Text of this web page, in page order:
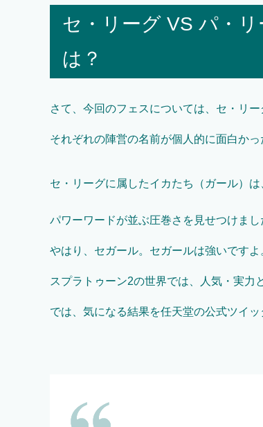
セ・リーグ VS パ・
は？
さて、今回のフェスについては、セ・リ
それぞれの陣営の名前が個人的に面白か
セ・リーグに属したイカたち（ガール）
パワーワードが並ぶ圧巻さを見せつけま
やはり、セガール。セガールは強いです
スプラトゥーン2の世界では、人気・実力
では、気になる結果を任天堂の公式ツイ